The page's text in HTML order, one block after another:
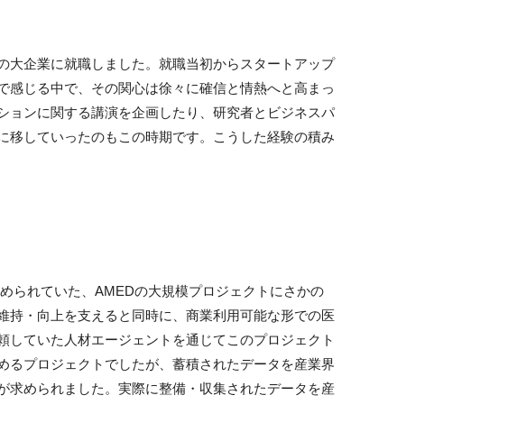
大企業に就職しました。就職当初からスタートアップ
じる中で、その関心は徐々に確信と情熱へと高まっ
ンに関する講演を企画したり、研究者とビジネスパ
していったのもこの時期です。こうした経験の積み
られていた、AMEDの大規模プロジェクトにさかの
・向上を支えると同時に、商業利用可能な形での医
ていた人材エージェントを通じてこのプロジェクト
プロジェクトでしたが、蓄積されたデータを産業界
められました。実際に整備・収集されたデータを産